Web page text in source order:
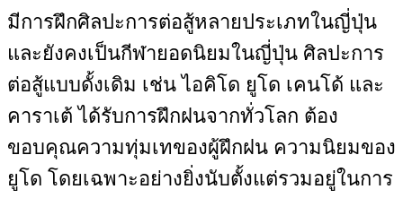
มีการฝึกศิลปะการต่อสู้หลายประเภทในญี่ปุ่น
และยังคงเป็นกีฬายอดนิยมในญี่ปุ่น ศิลปะการ
ต่อสู้แบบดั้งเดิม เช่น ไอคิโด ยูโด เคนโด้ และ
คาราเต้ ได้รับการฝึกฝนจากทั่วโลก ต้อง
ขอบคุณความทุ่มเทของผู้ฝึกฝน ความนิยมของ
ยูโด โดยเฉพาะอย่างยิ่งนับตั้งแต่รวมอยู่ในการ